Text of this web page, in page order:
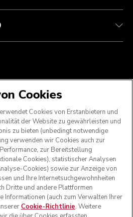
AKZEPTIEREN
SIE UNS
Cookies
Cookies von Erstanbietern und
der Website zu gewährleisten und
zu bieten (unbedingt notwendige
verwenden wir Cookies auch zur
zur Bereitstellung
Cookies), statistischer Analysen
Cookies) sowie zur Anzeige von
und Ihre Internetsuchgewohnheiten
Dritte und andere Plattformen
Informationen (auch zum Verwalten Ihrer
Cookie-Richtlinie. Weitere